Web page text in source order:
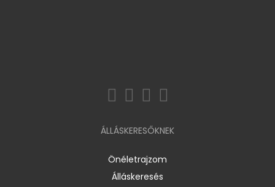
ÁLLÁSKERESŐKNEK
Önéletrajzom
Álláskeresés